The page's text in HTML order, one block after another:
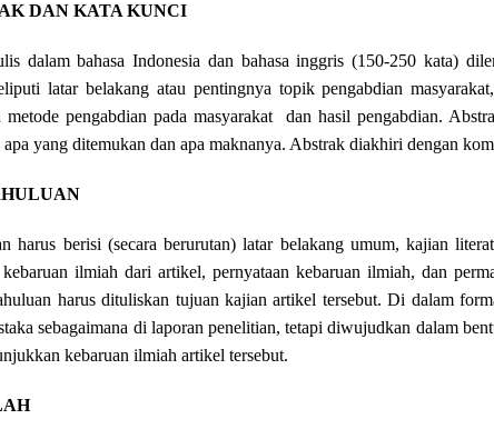
DAN KATA KUNCI
dalam bahasa Indonesia dan bahasa inggris (150-250 kata)
latar belakang atau pentingnya topik pengabdian
metode pengabdian pada masyarakat dan hasil pengabdian.
apa yang ditemukan dan apa maknanya. Abstrak diakhiri dengan
harus berisi (secara berurutan) latar belakang umum, kajian
kebaruan ilmiah dari artikel, pernyataan kebaruan ilmiah, dan
harus dituliskan tujuan kajian artikel tersebut. Di dalam
sebagaimana di laporan penelitian, tetapi diwujudkan dalam
kebaruan ilmiah artikel tersebut.